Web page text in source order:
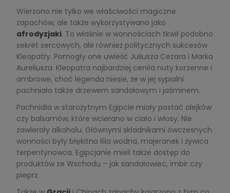
Wierzono nie tylko we właściwości magiczne
zapachów, ale także wykorzystywano jako
afrodyzjaki. To właśnie w wonnościach tkwił podobno
sekret sercowych, ale również politycznych sukcesów
Kleopatry. Pomogły one uwieść Juliusza Cezara i Marka
Aureliusza. Kleopatra najbardziej ceniła nuty korzenne i
ambrowe, choć legenda niesie, że w jej sypialni
pachniało także drzewem sandałowym i jaśminem.
Pachnidła w starożytnym Egipcie miały postać olejków
czy balsamów, które wcierano w ciało i włosy. Nie
zawierały alkoholu. Głównymi składnikami ówczesnych
wonności były błękitna lilia wodna, majeranek i żywica
terpentynowca. Egipcjanie mieli także dostęp do
produktów ze Wschodu – jak sandałowiec, imbir czy
pieprz.